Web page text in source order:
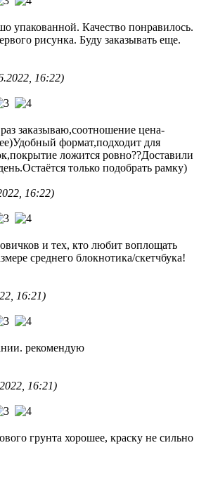
упакованной. Качество понравилось.
рисунка. Буду заказывать еще.
16:22)
заказываю,соотношение цена-
формат,подходит для
ложится ровно??Доставили
только подобрать рамку)
16:22)
и тех, кто любит воплощать
среднего блокнотика/скетчбука!
16:21)
рекомендую
16:21)
грунта хорошее, краску не сильно